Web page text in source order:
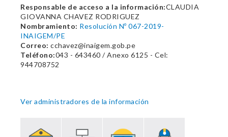
Responsable de acceso a la información:CLAUDIA
GIOVANNA CHAVEZ RODRIGUEZ
Nombramiento: Resolución Nº 067-2019-
INAIGEM/PE
Correo: cchavez@inaigem.gob.pe
Teléfono:043 - 643460 / Anexo 6125 - Cel:
944708752
Ver administradores de la información